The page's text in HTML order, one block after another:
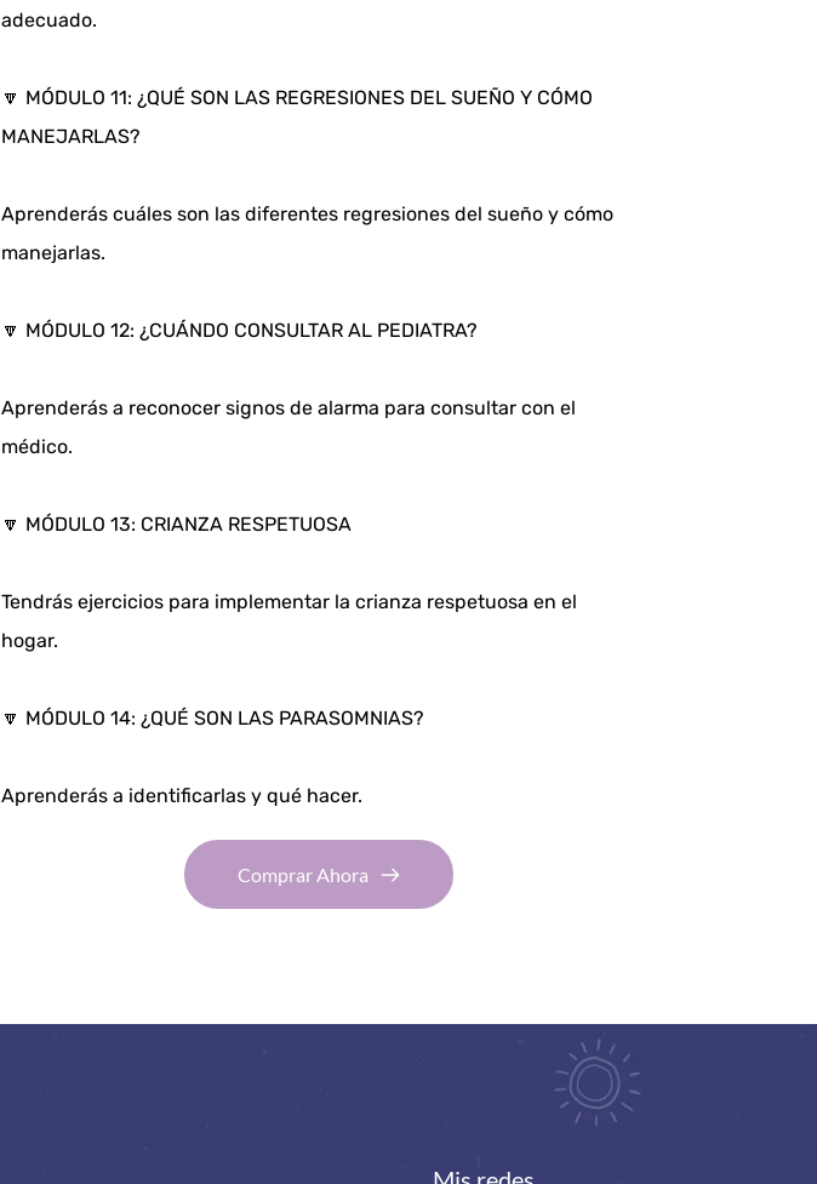
adecuado.
🔽 MÓDULO 11: ¿QUÉ SON LAS REGRESIONES DEL SUEÑO Y CÓMO
MANEJARLAS?
Aprenderás cuáles son las diferentes regresiones del sueño y cómo
manejarlas.
🔽 MÓDULO 12: ¿CUÁNDO CONSULTAR AL PEDIATRA?
Aprenderás a reconocer signos de alarma para consultar con el
médico.
🔽 MÓDULO 13: CRIANZA RESPETUOSA
Tendrás ejercicios para implementar la crianza respetuosa en el
hogar.
🔽 MÓDULO 14: ¿QUÉ SON LAS PARASOMNIAS?
Aprenderás a identificarlas y qué hacer.
Comprar Ahora